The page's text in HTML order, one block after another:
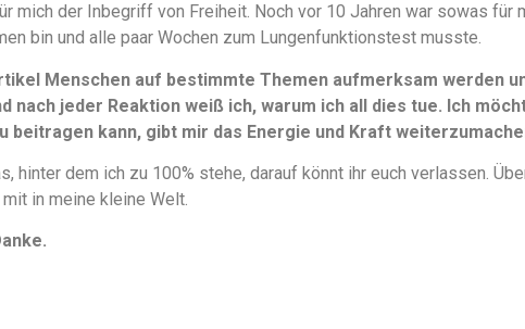
mich der Inbegriff von Freiheit. Noch vor 10 Jahren war sowas für
bin und alle paar Wochen zum Lungenfunktionstest musste.
Menschen auf bestimmte Themen aufmerksam werden
nach jeder Reaktion weiß ich, warum ich all dies tue. Ich
beitragen kann, gibt mir das Energie und Kraft
hinter dem ich zu 100% stehe, darauf könnt ihr euch verlassen.
in meine kleine Welt.